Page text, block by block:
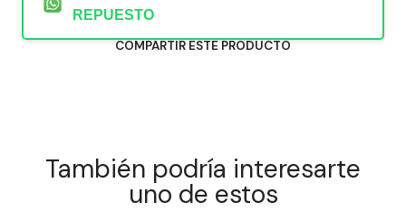
REPUESTO
COMPARTIR ESTE PRODUCTO
También podría interesarte
uno de estos